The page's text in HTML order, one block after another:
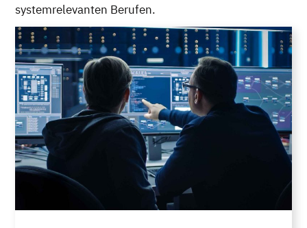
systemrelevanten Berufen.